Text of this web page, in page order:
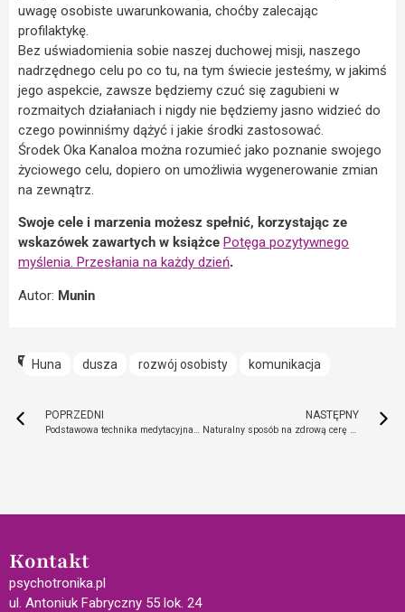
uwagę osobiste uwarunkowania, choćby zalecając
profilaktykę.
Bez uświadomienia sobie naszej duchowej misji, naszego
nadrzędnego celu po co tu, na tym świecie jesteśmy, w jakimś
jego aspekcie, zawsze będziemy czuć się zagubieni w
rozmaitych działaniach i nigdy nie będziemy jasno widzieć do
czego powinniśmy dążyć i jakie środki zastosować.
Środek Oka Kanaloa można rozumieć jako poznanie swojego
życiowego celu, dopiero on umożliwia wygenerowanie zmian
na zewnątrz.
Swoje cele i marzenia możesz spełnić, korzystając ze
wskazówek zawartych w książce Potęga pozytywnego
myślenia. Przesłania na każdy dzień.
Autor: Munin
Huna dusza rozwój osobisty komunikacja
POPRZEDNI
Podstawowa technika medytacyjna „oddech”
NASTĘPNY
Naturalny sposób na zdrową cerę – jak pozbyć się trądziku?
Kontakt
psychotronika.pl
ul. Antoniuk Fabryczny 55 lok. 24